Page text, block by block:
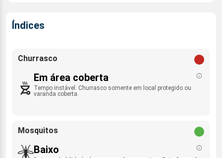
Índices
Churrasco
Em área coberta
Tempo instável. Churrasco somente em local protegido ou
varanda coberta.
Mosquitos
Baixo